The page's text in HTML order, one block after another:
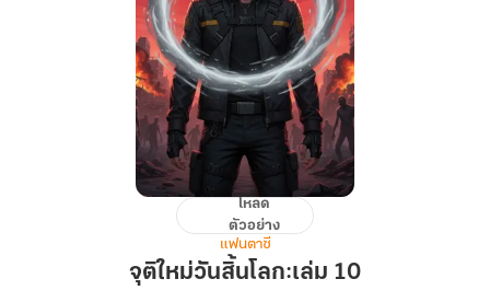
วัน
สิ้น
โหลด
ตัวอย่าง
แฟนตาซี
จุติใหม่วันสิ้นโลก:เล่ม 10